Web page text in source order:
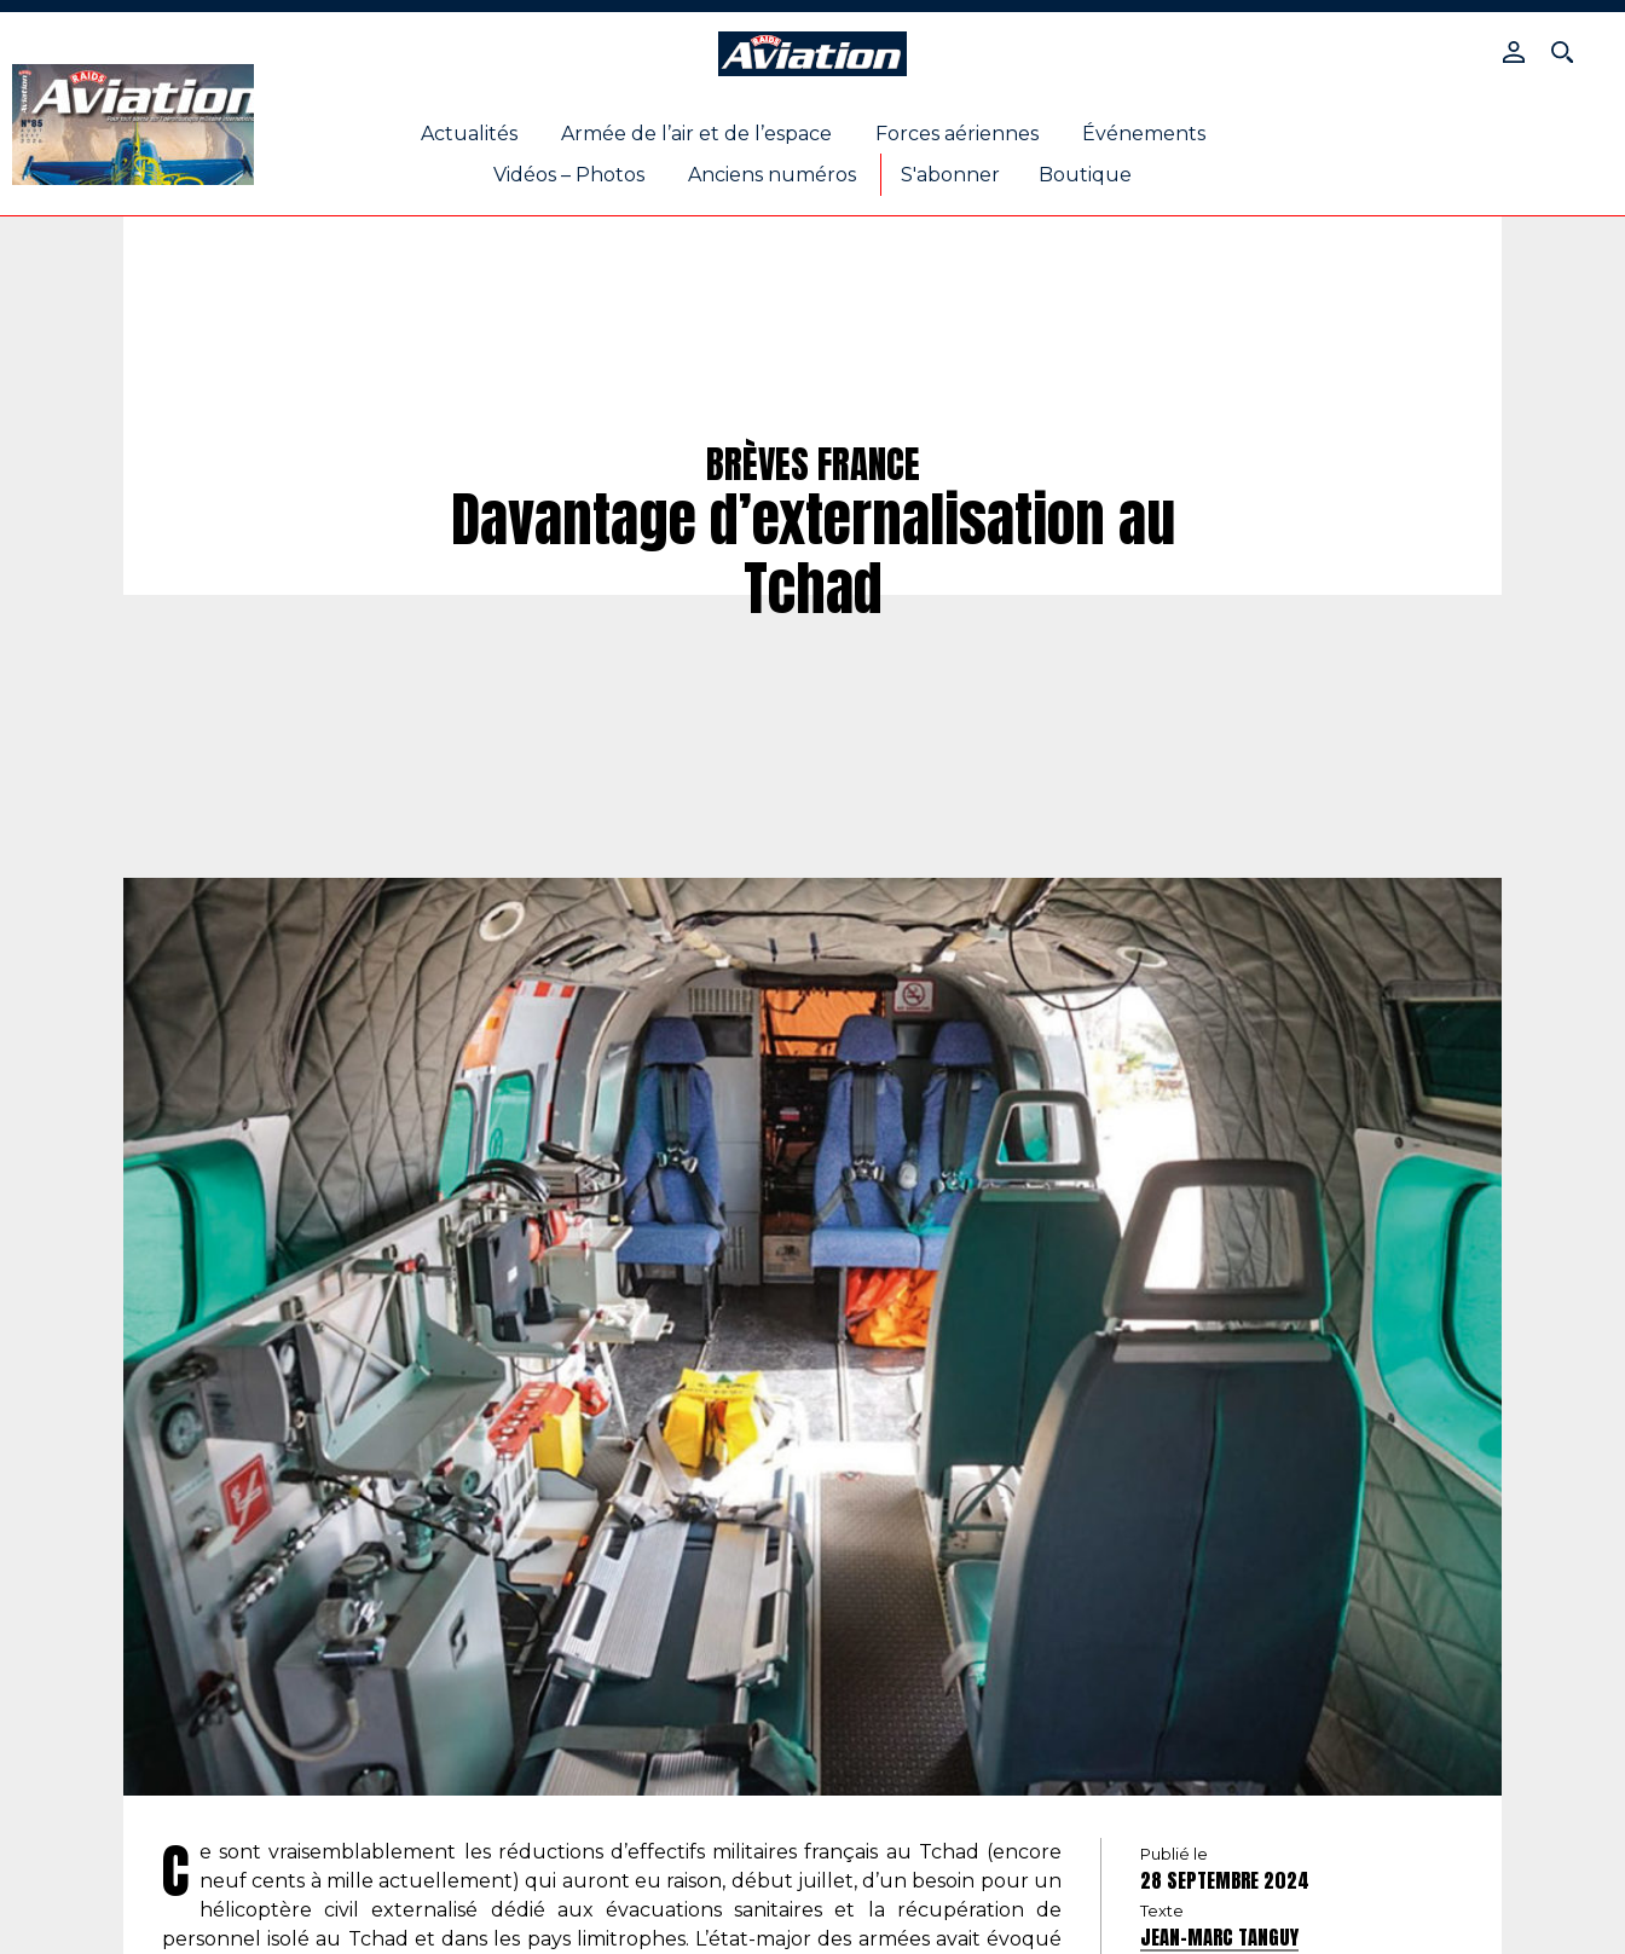
Magazine
Actualités Armée de l’air et de l’espace Forces aériennes
Événements
Vidéos – Photos
Anciens numéros S'abonner Boutique
BRÈVES FRANCE
Davantage d’externalisation au
Tchad
C e sont vraisemblablement les réductions d’effectifs militaires français au Tchad (encore
neuf cents à mille actuellement) qui auront eu raison, début juillet, d’un besoin pour un
hélicoptère civil externalisé dédié aux évacuations sanitaires et la récupération de
personnel isolé au Tchad et dans les pays limitrophes. L’état-major des armées avait évoqué
Publié le
28 SEPTEMBRE 2024
Texte
JEAN-MARC TANGUY
Panneau de gestion des cookies